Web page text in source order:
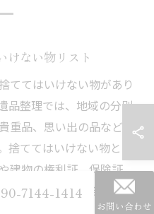
けない物リスト
ててはいけない物があり
品整理では、地域の分別
重品、思い出の品などの
ててはいけない物とし
建物の権利証、保険証
書類が挙げられます。
7144-1414
お問い合わせ